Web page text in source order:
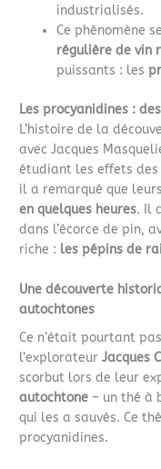
industrialisés.
Ce phénomène
régulière de vin
puissants : les
Les procyanidines :
L’histoire de la
avec Jacques
étudiant les effets des
il a remarqué que
en quelques heures. Il
dans l’écorce de pin,
riche : les pépins de
Une découverte
autochtones
Ce n’était pourtant
l’explorateurJacques
scorbut lors de leur
autochtone – un thé à
qui les a sauvés. Ce
procyanidines.